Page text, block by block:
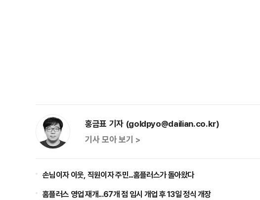
홍금표 기자 (goldpyo@dailian.co.kr)
기사 모아 보기 >
손님이자 이웃, 직원이자 주민...홈플러스가 돌아왔다
홈플러스 영업 재개...67개 점 임시 개업 후 13일 정식 개장